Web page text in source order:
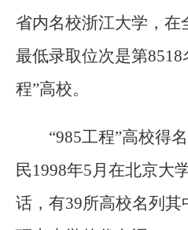
省内名校浙江大学，在
最低录取位次是第8518
程”高校。
“985工程”高校得
民1998年5月在北京大
话，有39所高校名列其